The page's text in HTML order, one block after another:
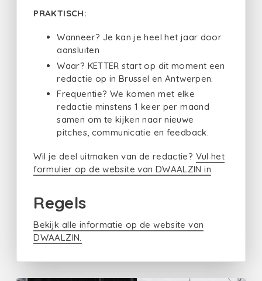
PRAKTISCH:
Wanneer? Je kan je heel het jaar door
aansluiten
Waar? KETTER start op dit moment een
redactie op in Brussel en Antwerpen.
Frequentie? We komen met elke
redactie minstens 1 keer per maand
samen om te kijken naar nieuwe
pitches, communicatie en feedback.
Wil je deel uitmaken van de redactie? Vul het
formulier op de website van DWAALZIN in.
Regels
Bekijk alle informatie op de website van
DWAALZIN.